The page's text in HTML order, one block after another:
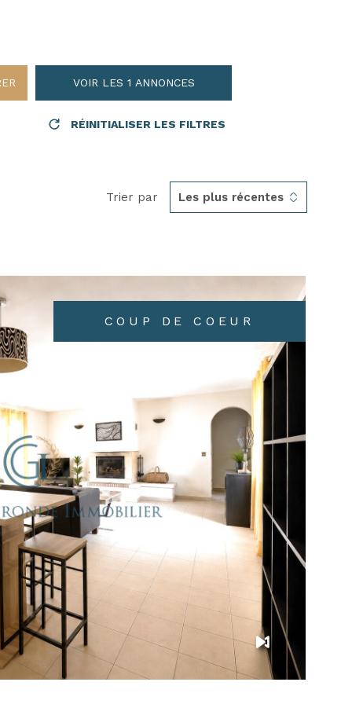
VOIR LES 1 ANNONCES
RÉINITIALISER LES FILTRES
Trier par Les plus récentes
COUP DE COEUR
LE BIEN